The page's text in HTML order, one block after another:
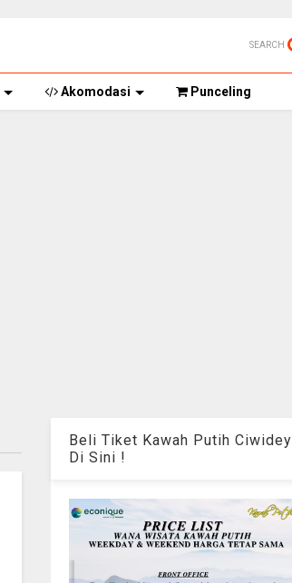
SEARCH
Akomodasi Punceling
Beli Tiket Kawah Putih Ciwidey
Di Sini !